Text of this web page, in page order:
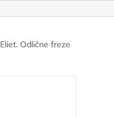
Odlične freze